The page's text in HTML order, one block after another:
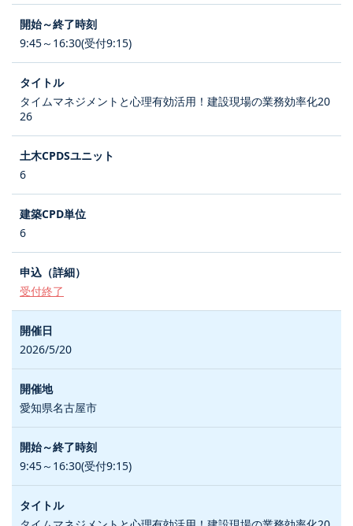
9:45～16:30(受付9:15)
タイムマネジメントと心理有効活用！建設現場の業務効率化20
26
6
6
受付終了
2026/5/20
愛知県名古屋市
9:45～16:30(受付9:15)